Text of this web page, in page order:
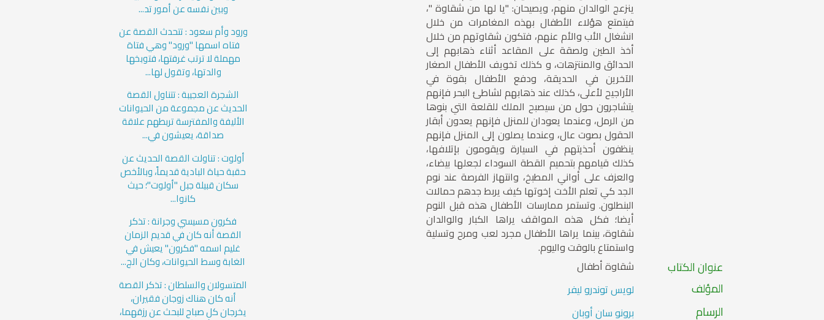
ينزعج الوالدان منهم، ويصيحان: "يا لها من شقاوة "،
فيتمتع هؤلاء الأطفال بهذه المغامرات من خلال
انشغال الأب والأم عنهم، فتكون شقاوتهم من خلال
أخذ الطين ولصقة على المقاعد أثناء ذهابهم إلى
الحدائق والمنتزهات، و كذلك تخويف الأطفال الصغار
الآخرين في الحديقة، ودفع الأطفال بقوة في
الأراجيح لأعلى، كذلك عند ذهابهم لشاطئ البحر فإنهم
يتشاجرون حول من سيصبح الملك للقلعة التي بنوها
من الرمل، وعندما يعودان للمنزل فإنهم يعدون أبقار
الحقول بصوت عال، وعندما يصلون إلى المنزل فإنهم
ينظفون أحذيتهم في السيارة ويقومون بإتلافها،
كذلك قيامهم بتحميم القطة السوداء لجعلها بيضاء،
والعزف على أواني المطبخ، وانتهاز الفرصة عند نوم
الجد كي تعلم الأخت إخوتها كيف يربط جدهم حمالات
البنطلون. وتستمر ممارسات الأطفال هذه قبل النوم
أيضا؛ فكل هذه المواقف يراها الكبار والوالدان
شقاوة، بينما يراها الأطفال مجرد لعب ومرح وتسلية
واستمتاع بالوقت واليوم.
عنوان الكتاب شقاوة أطفال
المؤلف لويس توندرو ليفر
الرسام برونو سان أوبان
وبين نفسه عن أمور تد...
ورود وأم سعود : تتحدث القصة عن
فتاه اسمها "ورود" وهي فتاة
مهملة لا ترتب غرفتها، فتوبخها
والدتها، وتقول لها...
الشجرة العجيبة : تتناول القصة
الحديث عن مجموعة من الحيوانات
الأليفة والمفترسة تربطهم علاقة
صداقة، يعيشون في...
أولوت : تناولت القصة الحديث عن
حقبة حياة البادية قديماً، وبالأخص
سكان قبيلة جبل "أولوت"؛ حيث
كانوا...
فكرون مسيسي وجرانة : تذكر
القصة أنه كان في قديم الزمان
غليم اسمه "فكرون" يعيش في
الغابة وسط الحيوانات، وكان الج...
المتسولان والسلطان : تذكر القصة
أنه كان هناك زوجان فقيران،
يخرجان كل صباح للبحث عن رزقهما،